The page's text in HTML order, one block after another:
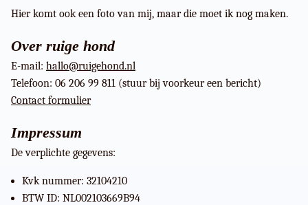
Hier komt ook een foto van mij, maar die moet ik nog maken.
Over ruige hond
E-mail: hallo@ruigehond.nl
Telefoon: 06 206 99 811 (stuur bij voorkeur een bericht)
Contact formulier
Impressum
De verplichte gegevens:
Kvk nummer: 32104210
BTW ID: NL002103669B94